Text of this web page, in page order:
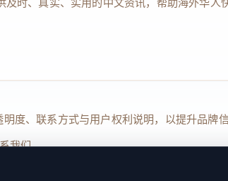
时、真实、实用的中文资讯，帮助海外华人
度、联系方式与用户权利说明，以提升品牌
我们